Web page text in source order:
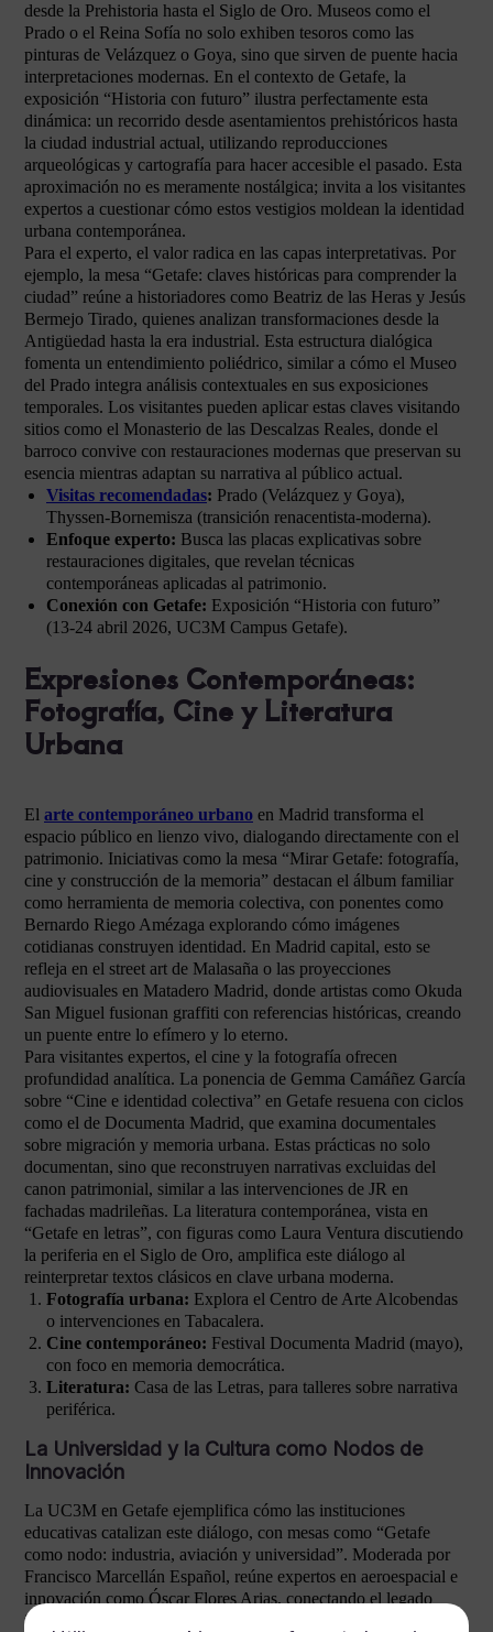
desde la Prehistoria hasta el Siglo de Oro. Museos como el
Prado o el Reina Sofía no solo exhiben tesoros como las
pinturas de Velázquez o Goya, sino que sirven de puente hacia
interpretaciones modernas. En el contexto de Getafe, la
exposición “Historia con futuro” ilustra perfectamente esta
dinámica: un recorrido desde asentamientos prehistóricos hasta
la ciudad industrial actual, utilizando reproducciones
arqueológicas y cartografía para hacer accesible el pasado. Esta
aproximación no es meramente nostálgica; invita a los visitantes
expertos a cuestionar cómo estos vestigios moldean la identidad
urbana contemporánea.
Para el experto, el valor radica en las capas interpretativas. Por
ejemplo, la mesa “Getafe: claves históricas para comprender la
ciudad” reúne a historiadores como Beatriz de las Heras y Jesús
Bermejo Tirado, quienes analizan transformaciones desde la
Antigüedad hasta la era industrial. Esta estructura dialógica
fomenta un entendimiento poliédrico, similar a cómo el Museo
del Prado integra análisis contextuales en sus exposiciones
temporales. Los visitantes pueden aplicar estas claves visitando
sitios como el Monasterio de las Descalzas Reales, donde el
barroco convive con restauraciones modernas que preservan su
esencia mientras adaptan su narrativa al público actual.
Visitas recomendadas: Prado (Velázquez y Goya),
Thyssen-Bornemisza (transición renacentista-moderna).
Enfoque experto: Busca las placas explicativas sobre
restauraciones digitales, que revelan técnicas
contemporáneas aplicadas al patrimonio.
Conexión con Getafe: Exposición “Historia con futuro”
(13-24 abril 2026, UC3M Campus Getafe).
Expresiones Contemporáneas:
Fotografía, Cine y Literatura
Urbana
El arte contemporáneo urbano en Madrid transforma el
espacio público en lienzo vivo, dialogando directamente con el
patrimonio. Iniciativas como la mesa “Mirar Getafe: fotografía,
cine y construcción de la memoria” destacan el álbum familiar
como herramienta de memoria colectiva, con ponentes como
Bernardo Riego Amézaga explorando cómo imágenes
cotidianas construyen identidad. En Madrid capital, esto se
refleja en el street art de Malasaña o las proyecciones
audiovisuales en Matadero Madrid, donde artistas como Okuda
San Miguel fusionan graffiti con referencias históricas, creando
un puente entre lo efímero y lo eterno.
Para visitantes expertos, el cine y la fotografía ofrecen
profundidad analítica. La ponencia de Gemma Camáñez García
sobre “Cine e identidad colectiva” en Getafe resuena con ciclos
como el de Documenta Madrid, que examina documentales
sobre migración y memoria urbana. Estas prácticas no solo
documentan, sino que reconstruyen narrativas excluidas del
canon patrimonial, similar a las intervenciones de JR en
fachadas madrileñas. La literatura contemporánea, vista en
“Getafe en letras”, con figuras como Laura Ventura discutiendo
la periferia en el Siglo de Oro, amplifica este diálogo al
reinterpretar textos clásicos en clave urbana moderna.
Fotografía urbana: Explora el Centro de Arte Alcobendas
o intervenciones en Tabacalera.
Cine contemporáneo: Festival Documenta Madrid (mayo),
con foco en memoria democrática.
Literatura: Casa de las Letras, para talleres sobre narrativa
periférica.
La Universidad y la Cultura como Nodos de
Innovación
La UC3M en Getafe ejemplifica cómo las instituciones
educativas catalizan este diálogo, con mesas como “Getafe
como nodo: industria, aviación y universidad”. Moderada por
Francisco Marcellán Español, reúne expertos en aeroespacial e
innovación como Óscar Flores Arias, conectando el legado
industrial de Getafe con avances tecnológicos. En Madrid, esto